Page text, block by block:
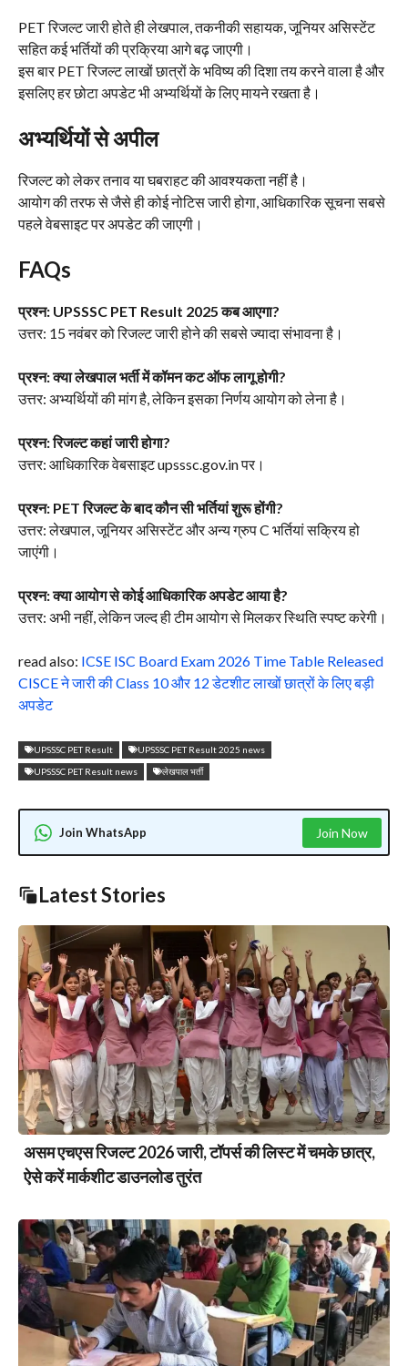
PET रिजल्ट जारी होते ही लेखपाल, तकनीकी सहायक, जूनियर असिस्टेंट
सहित कई भर्तियों की प्रक्रिया आगे बढ़ जाएगी।
इस बार PET रिजल्ट लाखों छात्रों के भविष्य की दिशा तय करने वाला है और
इसलिए हर छोटा अपडेट भी अभ्यर्थियों के लिए मायने रखता है।
अभ्यर्थियों से अपील
रिजल्ट को लेकर तनाव या घबराहट की आवश्यकता नहीं है।
आयोग की तरफ से जैसे ही कोई नोटिस जारी होगा, आधिकारिक सूचना सबसे
पहले वेबसाइट पर अपडेट की जाएगी।
FAQs
प्रश्न: UPSSSC PET Result 2025 कब आएगा?
उत्तर: 15 नवंबर को रिजल्ट जारी होने की सबसे ज्यादा संभावना है।
प्रश्न: क्या लेखपाल भर्ती में कॉमन कट ऑफ लागू होगी?
उत्तर: अभ्यर्थियों की मांग है, लेकिन इसका निर्णय आयोग को लेना है।
प्रश्न: रिजल्ट कहां जारी होगा?
उत्तर: आधिकारिक वेबसाइट upsssc.gov.in पर।
प्रश्न: PET रिजल्ट के बाद कौन सी भर्तियां शुरू होंगी?
उत्तर: लेखपाल, जूनियर असिस्टेंट और अन्य ग्रुप C भर्तियां सक्रिय हो
जाएंगी।
प्रश्न: क्या आयोग से कोई आधिकारिक अपडेट आया है?
उत्तर: अभी नहीं, लेकिन जल्द ही टीम आयोग से मिलकर स्थिति स्पष्ट करेगी।
read also: ICSE ISC Board Exam 2026 Time Table Released
CISCE ने जारी की Class 10 और 12 डेटशीट लाखों छात्रों के लिए बड़ी
अपडेट
UPSSSC PET Result
UPSSSC PET Result 2025 news
UPSSSC PET Result news
लेखपाल भर्ती
Join WhatsApp Join Now
Latest Stories
असम एचएस रिजल्ट 2026 जारी, टॉपर्स की लिस्ट में चमके छात्र,
ऐसे करें मार्कशीट डाउनलोड तुरंत